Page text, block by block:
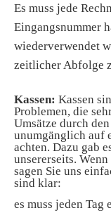
Es muss jede
Eingangsnummer
wiederverwendet
zeitlicher Abfolge
Kassen: Kassen
Problemen, die
Umsätze durch
unumgänglich auf
achten. Dazu gab
unsererseits.
sagen Sie uns
sind klar:
es muss jeden